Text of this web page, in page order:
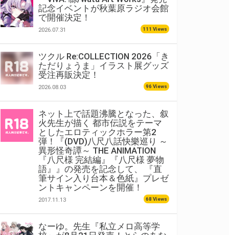
記念イベントが秋葉原ラジオ会館
で開催決定！
2026.07.31 111 Views
ツクル Re:COLLECTION 2026「き
ただりょうま」イラスト展グッズ
受注再販決定！
2026.08.03 96 Views
ネット上で話題沸騰となった、叙
火先生が描く 都市伝説をテーマ
としたエロティックホラー第2
弾！『(DVD)八尺八話快樂巡り ～
異形怪奇譚～ THE ANIMATION
『八尺様 完結編』『八尺様 夢物
語』』の発売を記念して、 『直
筆サイン入り台本＆色紙』プレゼ
ントキャンペーンを開催！
2017.11.13 68 Views
なーゆ。先生『私立メロ高等学